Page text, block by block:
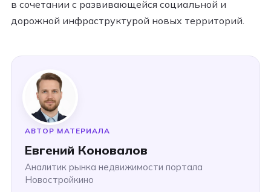
в сочетании с развивающейся социальной и
дорожной инфраструктурой новых территорий.
АВТОР МАТЕРИАЛА
Евгений Коновалов
Аналитик рынка недвижимости портала
Новостройкино